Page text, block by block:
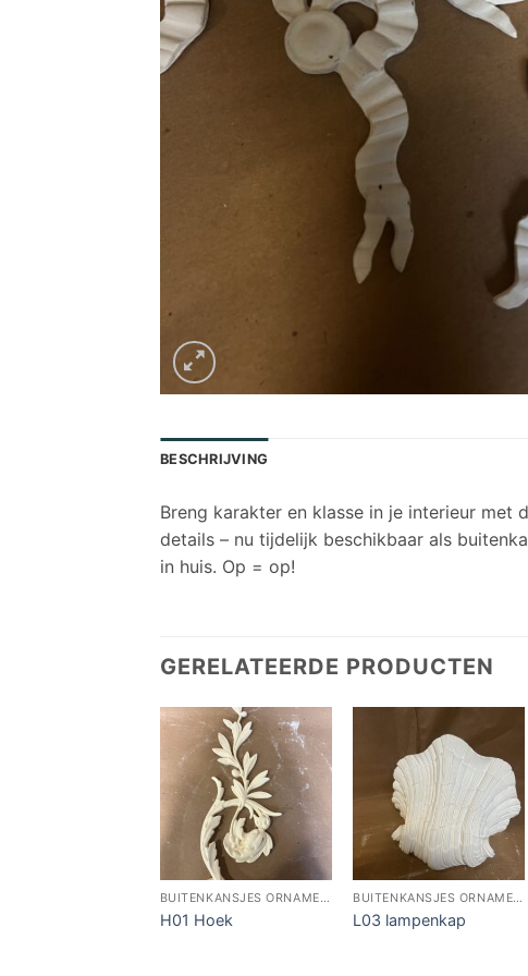
BESCHRIJVING
Breng karakter en klasse in je interieur met
details – nu tijdelijk beschikbaar als
in huis. Op = op!
GERELATEERDE PRODUCTEN
BUITENKANSJES ORNAMENTIEK
H01 Hoek
BUITENKANSJES ORNAMENTIEK
L03 lampenkap